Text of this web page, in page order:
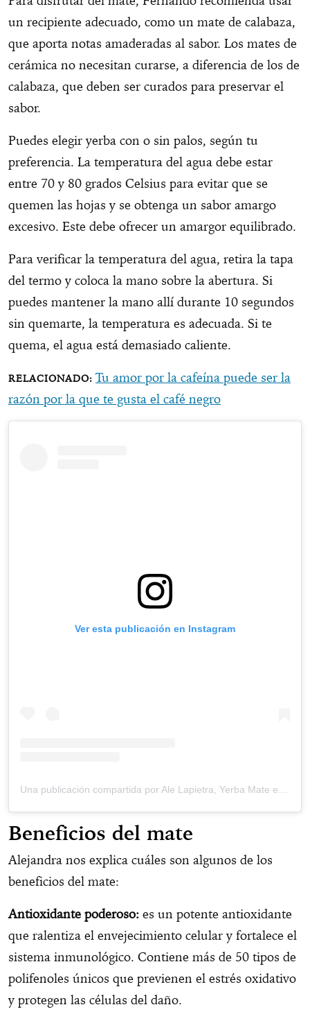
un recipiente adecuado, como un mate de calabaza,
que aporta notas amaderadas al sabor. Los mates de
cerámica no necesitan curarse, a diferencia de los de
calabaza, que deben ser curados para preservar el
sabor.
Puedes elegir yerba con o sin palos, según tu
preferencia. La temperatura del agua debe estar
entre 70 y 80 grados Celsius para evitar que se
quemen las hojas y se obtenga un sabor amargo
excesivo. Este debe ofrecer un amargor equilibrado.
Para verificar la temperatura del agua, retira la tapa
del termo y coloca la mano sobre la abertura. Si
puedes mantener la mano allí durante 10 segundos
sin quemarte, la temperatura es adecuada. Si te
quema, el agua está demasiado caliente.
Tu amor por la cafeína puede ser la
razón por la que te gusta el café negro
Ver esta publicación en Instagram
Beneficios del mate
Alejandra nos explica cuáles son algunos de los
beneficios del mate:
Antioxidante poderoso: es un potente antioxidante
que ralentiza el envejecimiento celular y fortalece el
sistema inmunológico. Contiene más de 50 tipos de
polifenoles únicos que previenen el estrés oxidativo
y protegen las células del daño.